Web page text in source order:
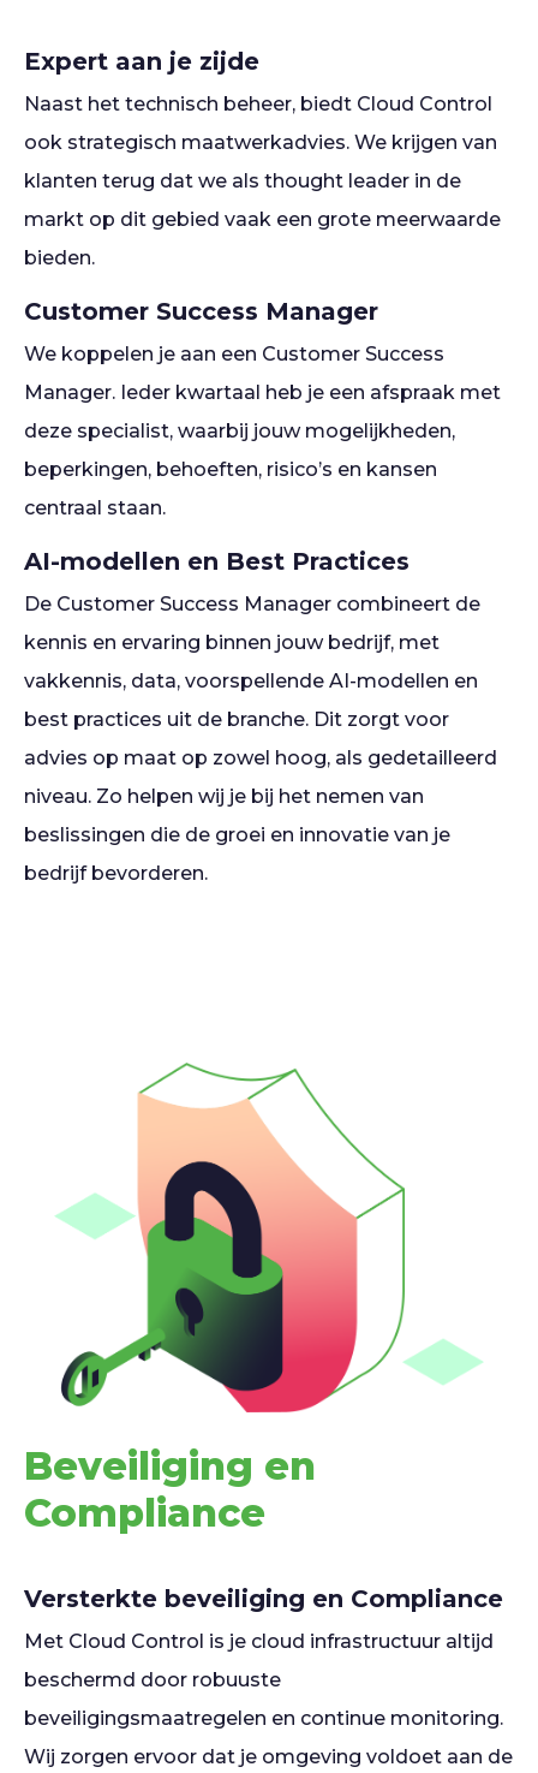
Expert aan je zijde
Naast het technisch beheer, biedt Cloud Control
ook strategisch maatwerkadvies. We krijgen van
klanten terug dat we als thought leader in de
markt op dit gebied vaak een grote meerwaarde
bieden.
Customer Success Manager
We koppelen je aan een Customer Success
Manager. Ieder kwartaal heb je een afspraak met
deze specialist, waarbij jouw mogelijkheden,
beperkingen, behoeften, risico’s en kansen
centraal staan.
AI-modellen en Best Practices
De Customer Success Manager combineert de
kennis en ervaring binnen jouw bedrijf, met
vakkennis, data, voorspellende AI-modellen en
best practices uit de branche. Dit zorgt voor
advies op maat op zowel hoog, als gedetailleerd
niveau. Zo helpen wij je bij het nemen van
beslissingen die de groei en innovatie van je
bedrijf bevorderen.
Beveiliging en
Compliance
Versterkte beveiliging en Compliance
Met Cloud Control is je cloud infrastructuur altijd
beschermd door robuuste
beveiligingsmaatregelen en continue monitoring.
Wij zorgen ervoor dat je omgeving voldoet aan de